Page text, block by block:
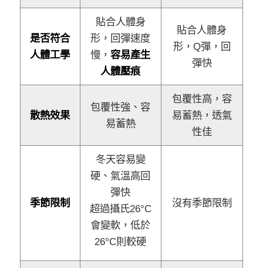
是否符合
人體工學
貼合人體身
形，回彈速度
慢，容易產生
人體壓痕
貼合人體身
形，Q彈，回
彈快
散熱效果
包覆性強、容
易蓄熱
包覆性高，容
易蓄熱，透氣
性佳
季節限制
冬天容易變
硬、氣溫高回
彈快
超過攝氏26°C
會變軟，低於
26°C則較硬
沒有季節限制